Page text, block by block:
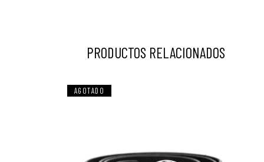
PRODUCTOS RELACIONADOS
AGOTADO